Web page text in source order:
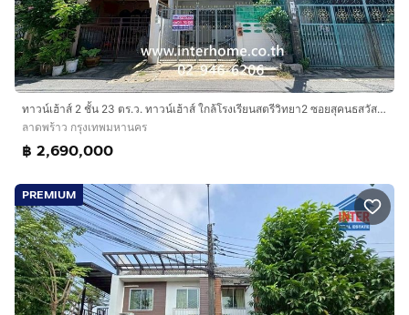
ทาวน์เฮ้าส์ 2 ชั้น 23 ตร.ว. ทาวน์เฮ้าส์ ใกล้โรงเรียนสตรีวิทยา2 ซอยสุคนธสวัสดิ์3 แยก5 ถนนประเสริฐมนูกิจ ถนนสุคนธสวัสดิ์ เขตลาดพร้าว กรุงเทพ
ลาดพร้าว กรุงเทพมหานคร
฿ 2,690,000
PREMIUM